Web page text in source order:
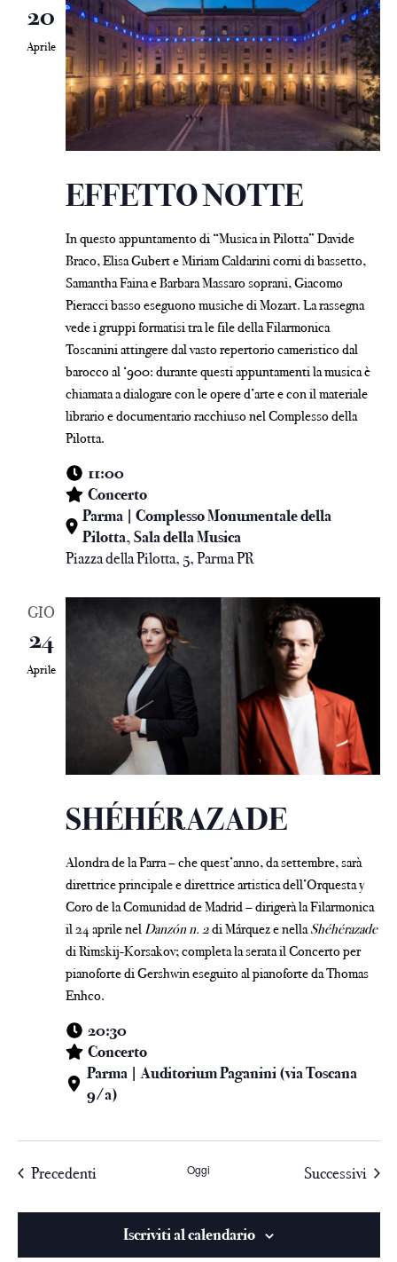
20
Aprile
EFFETTO NOTTE
In questo appuntamento di “Musica in Pilotta” Davide
Braco, Elisa Gubert e Miriam Caldarini corni di bassetto,
SamanthaFainae Barbara Massaro soprani, Giacomo
Pieracci basso eseguono musiche di Mozart. La rassegna
vede i gruppi formatisi tra le file della Filarmonica
Toscanini attingere dal vasto repertorio cameristico dal
barocco al ‘900: durante questi appuntamenti la musica è
chiamata a dialogare con le opere d’arte e con il materiale
librario e documentario racchiuso nel Complesso della
Pilotta.
11:00
Concerto
Parma | Complesso Monumentale della
Pilotta, Sala della Musica
Piazza della Pilotta, 5, Parma PR
GIO
24
Aprile
SHÉHÉRAZADE
Alondra de la Parra – che quest’anno, da settembre, sarà
direttrice principale e direttrice artistica dell’Orquesta y
Coro de la Comunidad de Madrid – dirigerà la Filarmonica
il 24 aprile nelDanzón n. 2di Márquez e nellaShéhérazade
di Rimskij-Korsakov; completa la serata il Concerto per
pianoforte di Gershwin eseguito al pianoforte da Thomas
Enhco.
20:30
Concerto
Parma | Auditorium Paganini (via Toscana
9/a)
Precedenti Oggi Successivi
Iscriviti al calendario